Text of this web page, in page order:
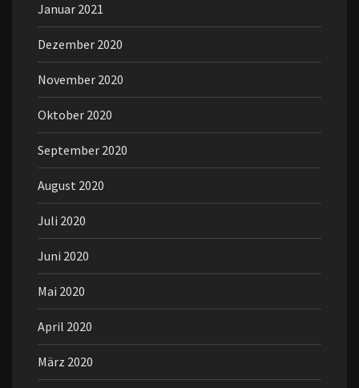
Januar 2021
Dezember 2020
November 2020
Oktober 2020
September 2020
August 2020
Juli 2020
Juni 2020
Mai 2020
April 2020
März 2020